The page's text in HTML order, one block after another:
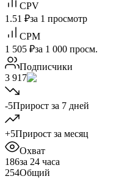
CPV
1.51 ₽за 1 просмотр
CPM
1 505 ₽за 1 000 просм.
Подписчики
3 917
-5Прирост за 7 дней
+5Прирост за месяц
Охват
186за 24 часа
254Общий